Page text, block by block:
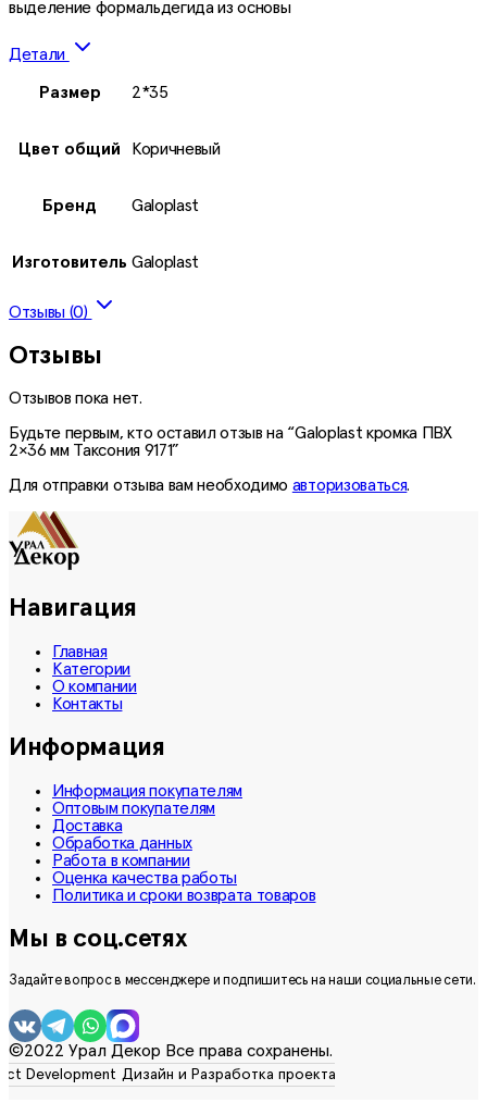
выделение формальдегида из основы
Детали
Размер 2*35
Цвет общий Коричневый
Бренд Galoplast
Изготовитель Galoplast
Отзывы (0)
Отзывы
Отзывов пока нет.
Будьте первым, кто оставил отзыв на “Galoplast кромка ПВХ
2×36 мм Таксония 9171”
Для отправки отзыва вам необходимо авторизоваться.
Навигация
Главная
Категории
О компании
Контакты
Информация
Информация покупателям
Оптовым покупателям
Доставка
Обработка данных
Работа в компании
Оценка качества работы
Политика и сроки возврата товаров
Мы в соц.сетях
Задайте вопрос в мессенджере и подпишитесь на наши социальные сети.
©2022 Урал Декор Все права сохранены.